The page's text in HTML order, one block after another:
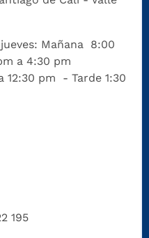
Mañana 8:00
a 4:30 pm
12:30 pm - Tarde 1:30
195